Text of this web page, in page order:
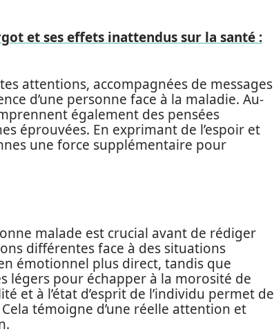
et ses effets inattendus sur la santé :
attentions, accompagnées de messages
d’une personne face à la maladie. Au-
également des pensées
éprouvées. En exprimant de l’espoir et
une force supplémentaire pour
malade est crucial avant de rédiger
différentes face à des situations
émotionnel plus direct, tandis que
légers pour échapper à la morosité de
et à l’état d’esprit de l’individu permet de
témoigne d’une réelle attention et